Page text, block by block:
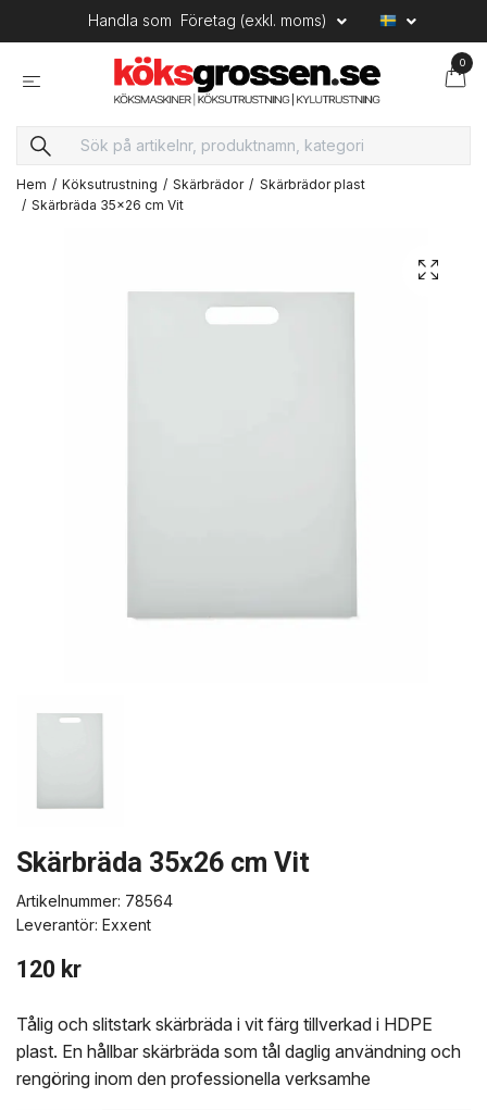
Handla som Företag (exkl. moms)
0
Hem Köksutrustning Skärbrädor
Skärbrädor plast
Skärbräda 35x26 cm Vit
Skärbräda 35x26 cm Vit
Artikelnummer: 78564
Leverantör: Exxent
120 kr
Tålig och slitstark skärbräda i vit färg tillverkad i HDPE
plast. En hållbar skärbräda som tål daglig användning och
rengöring inom den professionella verksamhe